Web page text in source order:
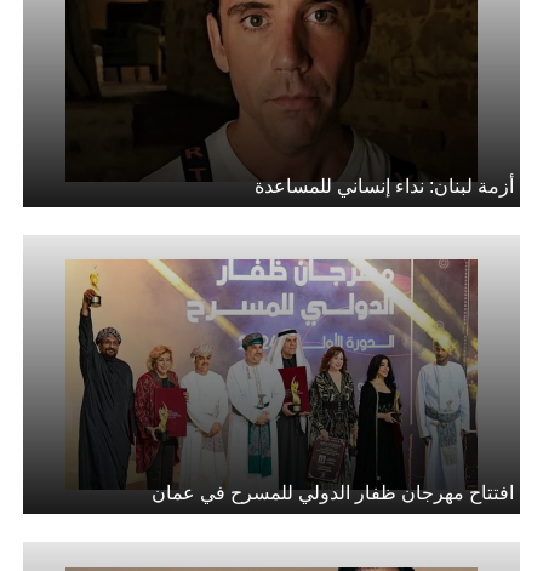
أزمة لبنان: نداء إنساني للمساعدة
افتتاح مهرجان ظفار الدولي للمسرح في عمان